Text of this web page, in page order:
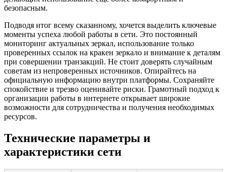
безопасным.
Подводя итог всему сказанному, хочется выделить ключевые
моменты успеха любой работы в сети. Это постоянный
мониторинг актуальных зеркал, использование только
проверенных ссылок на кракен зеркало и внимание к деталям
при совершении транзакций. Не стоит доверять случайным
советам из непроверенных источников. Опирайтесь на
официальную информацию внутри платформы. Сохраняйте
спокойствие и трезво оценивайте риски. Грамотный подход к
организации работы в интернете открывает широкие
возможности для сотрудничества и получения необходимых
ресурсов.
Технические параметры и
характеристики сети